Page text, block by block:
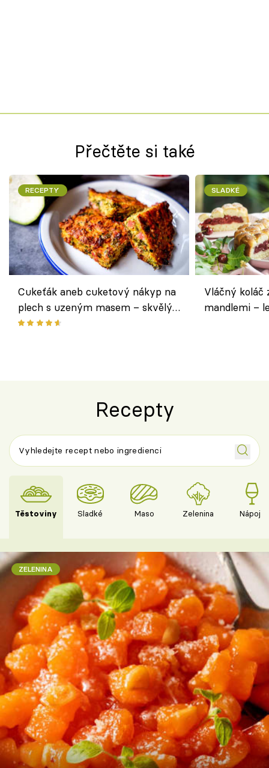
Přečtěte si také
RECEPTY
Cukeťák aneb cuketový nákyp na
plech s uzeným masem – skvělý
způsob, jak zpracovat přerostlé
SLADKÉ
Vláčný koláč
mandlemi –
Recepty
Těstoviny Sladké Maso Zelenina Nápoje
ZELENINA